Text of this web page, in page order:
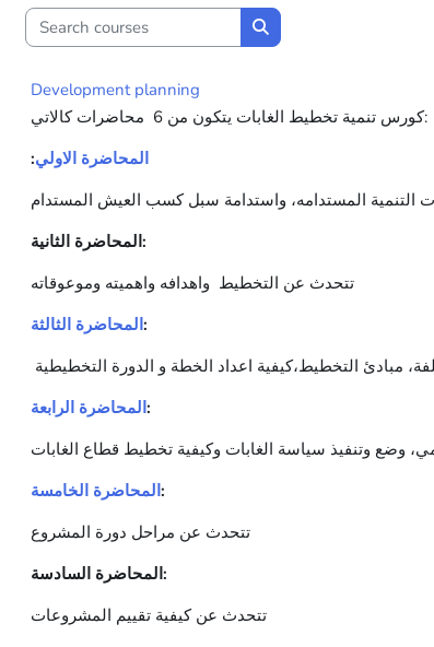
Search courses
Search courses
Development planning
كورس تنمية تخطيط الغابات يتكون من 6 محاضرات كالاتي:
:المحاضرة الاولي
التنمية المستدامه، واستدامة سبل كسب العيش المستدام
المحاضرة الثانية:
تتحدث عن التخطيط واهدافه واهميته وموعوقاته
المحاضرة الثالثة:
مبادئ التخطيط،كيفية اعداد الخطة و الدورة التخطيطية
المحاضرة الرابعة:
وضع وتنفيذ سياسة الغابات وكيفية تخطيط قطاع الغابات
المحاضرة الخامسة:
تتحدث عن مراحل دورة المشروع
المحاضرة السادسة:
تتحدث عن كيفية تقييم المشروعات